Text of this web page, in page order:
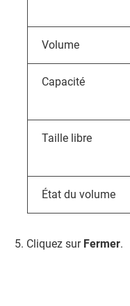
Volume
Capacité
Taille libre
État du volume
Cliquez sur Fermer.